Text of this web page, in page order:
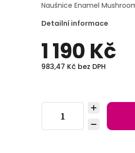
Naušnice Enamel
Detailní informace
1 190 Kč
983,47 Kč bez DPH